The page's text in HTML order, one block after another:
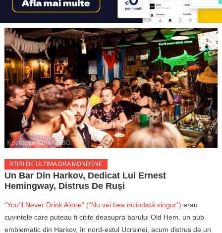
STIRI DE ULTIMA ORA MONDENE
Un Bar Din Harkov, Dedicat Lui Ernest
Hemingway, Distrus De Ruși
“You’ll Never Drink Alone” (“Nu vei bea niciodată singur”) erau
cuvintele care puteau fi citite deasupra barului Old Hem, un pub
emblematic din Harkov, în nord-estul Ucrainei, acum distrus de un